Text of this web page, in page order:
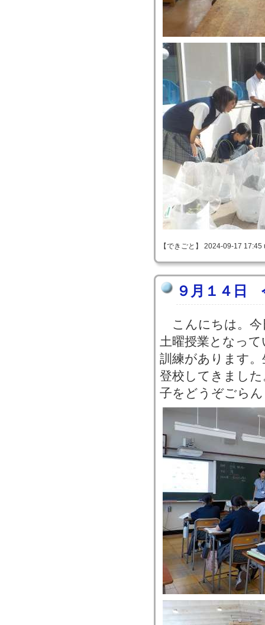
【できごと】 2024-09-17
９月１４日
こんにちは。今
土曜授業となっ
訓練があります
登校してきまし
子をどうぞごら